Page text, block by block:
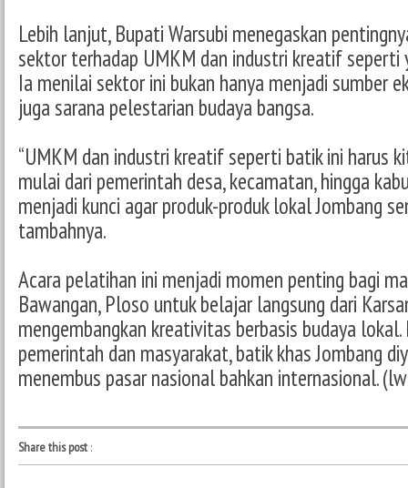
Lebih lanjut, Bupati Warsubi menegaskan
sektor terhadap UMKM dan industri kreatif seperti
Ia menilai sektor ini bukan hanya menjadi sumber
juga sarana pelestarian budaya bangsa.
“UMKM dan industri kreatif seperti batik ini harus
mulai dari pemerintah desa, kecamatan, hingga
menjadi kunci agar produk-produk lokal Jombang
tambahnya.
Acara pelatihan ini menjadi momen penting bagi
Bawangan, Ploso untuk belajar langsung dari
mengembangkan kreativitas berbasis budaya
pemerintah dan masyarakat, batik khas Jombang
menembus pasar nasional bahkan internasional.
Share this post: